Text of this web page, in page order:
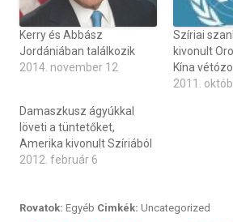
Kerry és Abbász
Jordániában találkozik
2014. november 12
Szíriai
kivonult
Kína
2011.
Damaszkusz ágyúkkal
löveti a tüntetőket,
Amerika kivonult Szíriából
2012. február 6
Rovatok: Egyéb Cimkék: Uncategorized